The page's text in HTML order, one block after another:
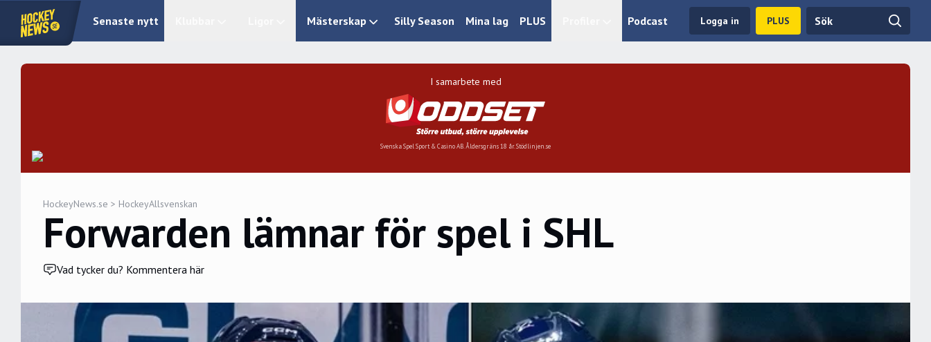
Senaste nytt Mästerskap Silly Season Mina lag PLUS Podcast Logga in PLUS
I samarbete med
Svenska Spel Sport & Casino AB. Åldersgräns 18 år. Stödlinjen.se
HockeyNews.se > HockeyAllsvenskan
Forwarden lämnar för spel i SHL
Vad tycker du? Kommentera här